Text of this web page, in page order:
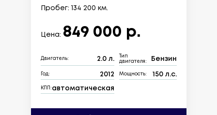
Пробег: 134 200 км.
Цена: 849 000 р.
Двигатель: 2.0 л.
Тип
двигателя:
Бензин
Год: 2012 Мощность: 150 л.с.
КПП: автоматическая